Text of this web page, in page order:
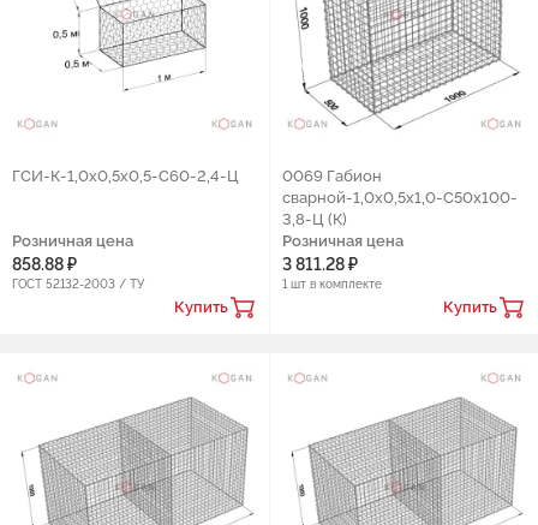
ГCИ-К-1,0х0,5х0,5-С60-2,4-Ц
Розничная цена
858.88 ₽
ГОСТ 52132-2003 / ТУ
Купить
0069 Габион
сварной-1,0х0,5х1,0-С50х100-
3,8-Ц (К)
Розничная цена
3 811.28 ₽
1 шт в комплекте
Купить